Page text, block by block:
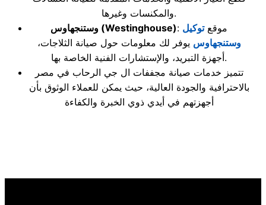
والمكنسات وغيرها.
وستنجهاوس (Westinghouse) : موقعتوكيل
وستنجهاوس يوفر لك معلومات حول صيانة الثلاجات،
أجهزة التبريد، والإستشارات الفنية الخاصة بها.
تتميز خدمات صيانة مجففات ال جي الرحاب في مصر
بالاحترافية والجودة العالية، حيث يمكن للعملاء الوثوق بأن
أجهزتهم في أيدي ذوي الخبرة والكفاءة